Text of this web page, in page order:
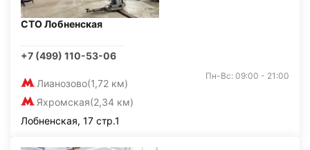
СТО Лобненская
+7 (499) 110-53-06
Лианозово(1,72 км)
Яхромская(2,34 км)
Пн-Вс: 09:00 - 21:00
Лобненская, 17 стр.1